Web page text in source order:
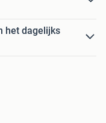
het dagelijks